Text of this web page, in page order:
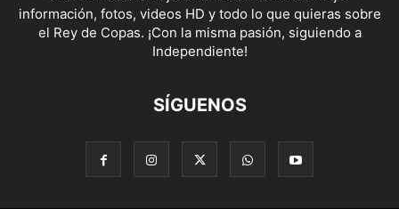
información, fotos, videos HD y todo lo que quieras sobre
el Rey de Copas. ¡Con la misma pasión, siguiendo a
Independiente!
SÍGUENOS